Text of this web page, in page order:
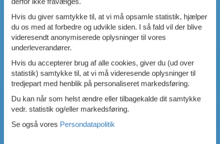
Hvis du giver samtykke til, at vi må opsamle statistik, hjælper
du os med at forbedre og udvikle siden. I så fald vil der blive
videresendt anonymiserede oplysninger til vores
underleverandører.
Hvis du accepterer brug af alle cookies, giver du (ud over
statistik) samtykke til, at vi må videresende oplysninger til
tredjepart med henblik på personaliseret markedsføring.
Du kan når som helst ændre eller tilbagekalde dit samtykke
vedr. statistik og/eller markedsføring.
Se også vores Persondatapolitik